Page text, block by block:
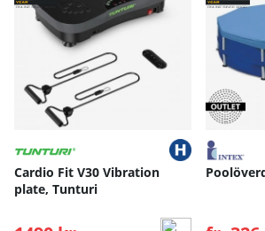
Cardio Fit V30 Vibration
plate, Tunturi